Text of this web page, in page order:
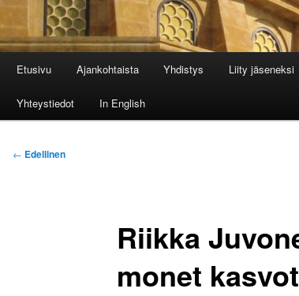
Etusivu Ajankohtaista Yhdistys Liity jäseneksi
Yhteystiedot In English
Artikkelien
← Edellinen
Riikka
monet